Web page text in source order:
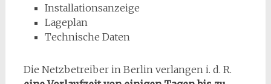
Installationsanzeige
Lageplan
Technische Daten
Die Netzbetreiber in Berlin verlangen i. d. R.